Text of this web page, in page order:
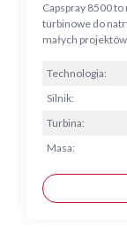
Capspray 8500
turbinowe do
małych
Technologia:
Silnik:
Turbina:
Masa: